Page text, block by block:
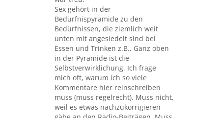
Sex gehört in der
Bedürfnispyramide zu den
Bedürfnissen, die ziemlich weit
unten mit angesiedelt sind bei
Essen und Trinken z.B.. Ganz oben
in der Pyramide ist die
Selbstverwirklichung. Ich frage
mich oft, warum ich so viele
Kommentare hier reinschreiben
muss (muss regelrecht). Muss nicht,
weil es etwas nachzukorrigieren